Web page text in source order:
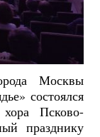
Москвы
состоялся
Псково-
празднику